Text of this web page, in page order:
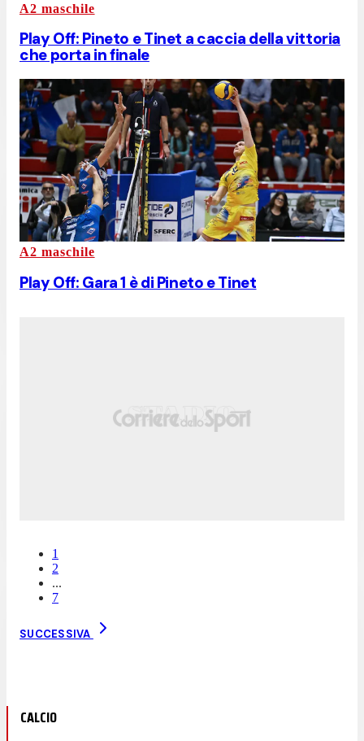
A2 maschile
Play Off: Pineto e Tinet a caccia della vittoria
che porta in finale
A2 maschile
Play Off: Gara 1 è di Pineto e Tinet
1
2
...
7
SUCCESSIVA
CALCIO